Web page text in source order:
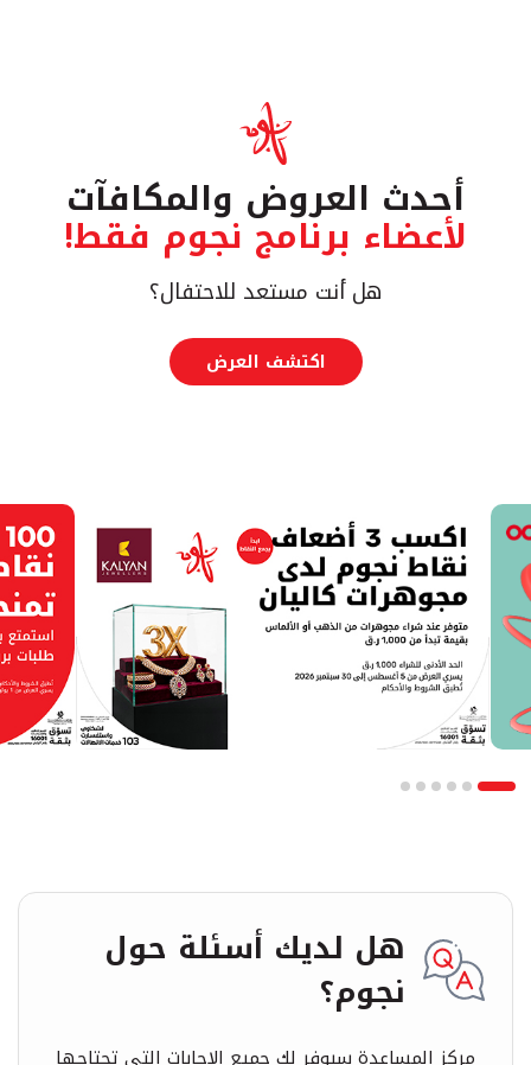
أحدث العروض والمكافآت
لأعضاء برنامج نجوم فقط!
هل أنت مستعد للاحتفال؟
اكتشف العرض
هل لديك أسئلة حول
نجوم؟
مركز المساعدة سيوفر لك جميع الإجابات التي تحتاجها